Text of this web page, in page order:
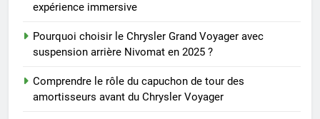
expérience immersive
Pourquoi choisir le Chrysler Grand Voyager avec
suspension arrière Nivomat en 2025 ?
Comprendre le rôle du capuchon de tour des
amortisseurs avant du Chrysler Voyager